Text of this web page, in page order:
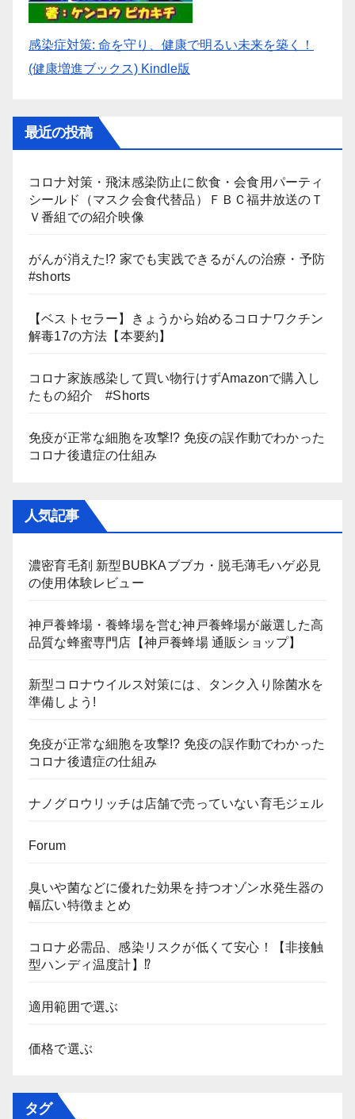
感染症対策: 命を守り、健康で明るい未来を築く！
(健康増進ブックス) Kindle版
最近の投稿
コロナ対策・飛沫感染防止に飲食・会食用パーティ
シールド（マスク会食代替品）ＦＢＣ福井放送のＴ
Ｖ番組での紹介映像
がんが消えた!? 家でも実践できるがんの治療・予防
#shorts
【ベストセラー】きょうから始めるコロナワクチン
解毒17の方法【本要約】
コロナ家族感染して買い物行けずAmazonで購入し
たもの紹介 #Shorts
免疫が正常な細胞を攻撃!? 免疫の誤作動でわかった
コロナ後遺症の仕組み
人気記事
濃密育毛剤 新型BUBKAブブカ・脱毛薄毛ハゲ必見
の使用体験レビュー
神戸養蜂場・養蜂場を営む神戸養蜂場が厳選した高
品質な蜂蜜専門店【神戸養蜂場 通販ショップ】
新型コロナウイルス対策には、タンク入り除菌水を
準備しよう!
免疫が正常な細胞を攻撃!? 免疫の誤作動でわかった
コロナ後遺症の仕組み
ナノグロウリッチは店舗で売っていない育毛ジェル
Forum
臭いや菌などに優れた効果を持つオゾン水発生器の
幅広い特徴まとめ
コロナ必需品、感染リスクが低くて安心！【非接触
型ハンディ温度計】⁉
適用範囲で選ぶ
価格で選ぶ
タグ